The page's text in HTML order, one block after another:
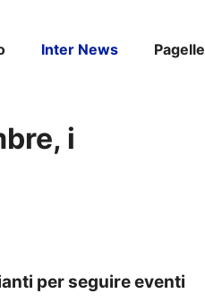
Inter News Pagelle
i
per seguire eventi